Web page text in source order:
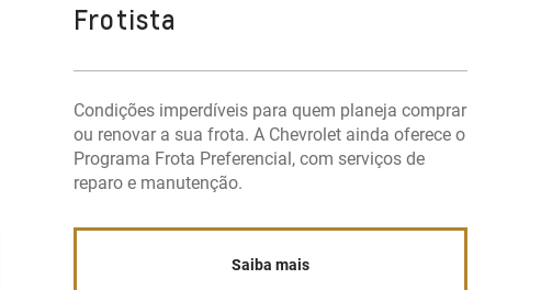
Frotista
Condições imperdíveis para quem planeja comprar
ou renovar a sua frota. A Chevrolet ainda oferece o
Programa Frota Preferencial, com serviços de
reparo e manutenção.
Saiba mais